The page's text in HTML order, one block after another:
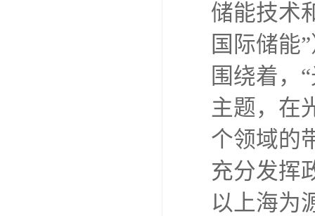
储能技术
国际储能
围绕着，
主题，在
个领域的
充分发挥
以上海为